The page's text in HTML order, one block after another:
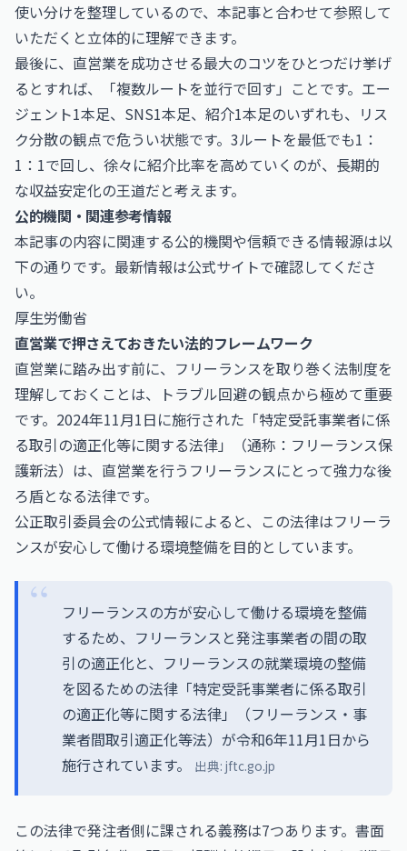
使い分けを整理しているので、本記事と合わせて参照して
いただくと立体的に理解できます。
最後に、直営業を成功させる最大のコツをひとつだけ挙げ
るとすれば、「複数ルートを並行で回す」ことです。エー
ジェント1本足、SNS1本足、紹介1本足のいずれも、リス
ク分散の観点で危うい状態です。3ルートを最低でも1：
1：1で回し、徐々に紹介比率を高めていくのが、長期的
な収益安定化の王道だと考えます。
公的機関・関連参考情報
本記事の内容に関連する公的機関や信頼できる情報源は以
下の通りです。最新情報は公式サイトで確認してくださ
い。
厚生労働省
直営業で押さえておきたい法的フレームワーク
直営業に踏み出す前に、フリーランスを取り巻く法制度を
理解しておくことは、トラブル回避の観点から極めて重要
です。2024年11月1日に施行された「特定受託事業者に係
る取引の適正化等に関する法律」（通称：フリーランス保
護新法）は、直営業を行うフリーランスにとって強力な後
ろ盾となる法律です。
公正取引委員会の公式情報によると、この法律はフリーラ
ンスが安心して働ける環境整備を目的としています。
フリーランスの方が安心して働ける環境を整備
するため、フリーランスと発注事業者の間の取
引の適正化と、フリーランスの就業環境の整備
を図るための法律「特定受託事業者に係る取引
の適正化等に関する法律」（フリーランス・事
業者間取引適正化等法）が令和6年11月1日から
施行されています。
出典: jftc.go.jp
この法律で発注者側に課される義務は7つあります。書面